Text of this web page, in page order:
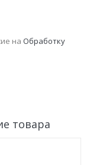
на Обработку
товара